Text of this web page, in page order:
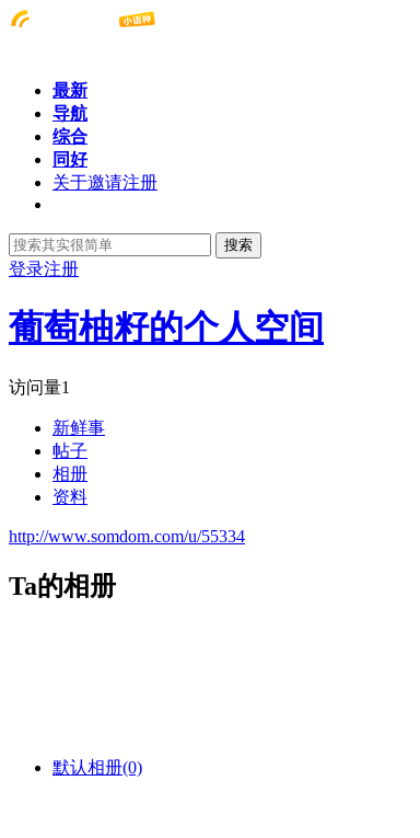
最新
导航
综合
同好
关于邀请注册
搜索
登录注册
葡萄柚籽的个人空间
访问量1
新鲜事
帖子
相册
资料
http://www.somdom.com/u/55334
Ta的相册
默认相册(0)